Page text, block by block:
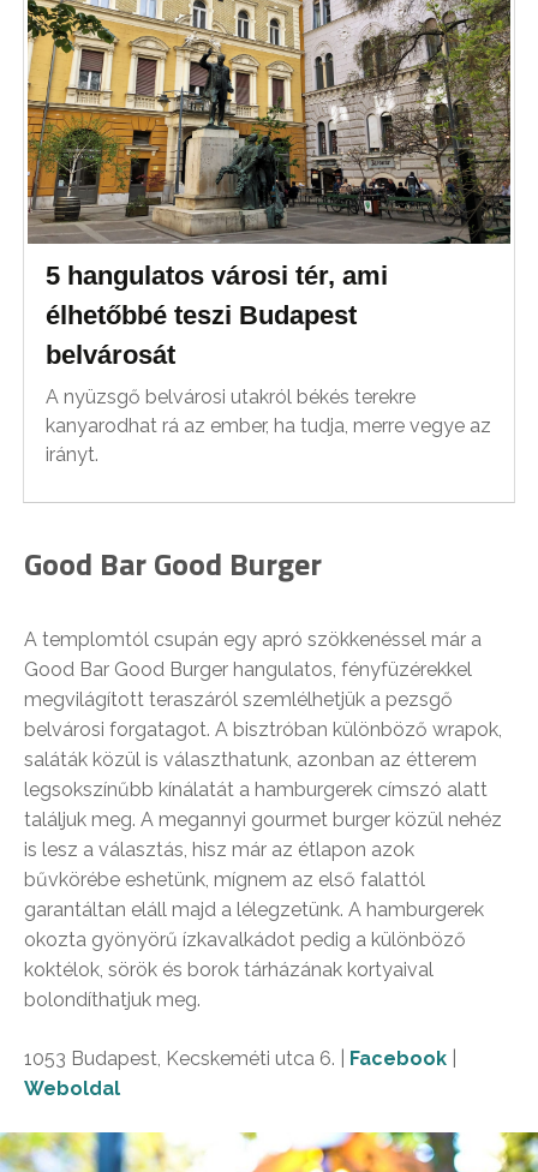
5 hangulatos városi tér, ami
élhetőbbé teszi Budapest
belvárosát
A nyüzsgő belvárosi utakról békés terekre
kanyarodhat rá az ember, ha tudja, merre vegye az
irányt.
Good Bar Good Burger
A templomtól csupán egy apró szökkenéssel már a
Good Bar Good Burger hangulatos, fényfüzérekkel
megvilágított teraszáról szemlélhetjük a pezsgő
belvárosi forgatagot. A bisztróban különböző wrapok,
saláták közül is választhatunk, azonban az étterem
legsokszínűbb kínálatát a hamburgerek címszó alatt
találjuk meg. A megannyi gourmet burger közül nehéz
is lesz a választás, hisz már az étlapon azok
bűvkörébe eshetünk, mígnem az első falattól
garantáltan eláll majd a lélegzetünk. A hamburgerek
okozta gyönyörű ízkavalkádot pedig a különböző
koktélok, sörök és borok tárházának kortyaival
bolondíthatjuk meg.
1053 Budapest, Kecskeméti utca 6. | Facebook
Weboldal